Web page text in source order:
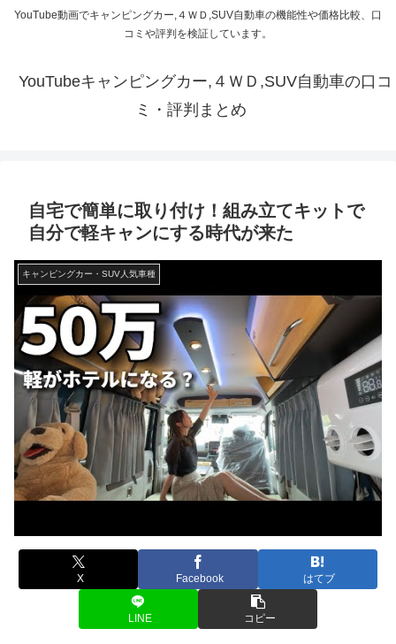
YouTube動画でキャンピングカー,４ＷＤ,SUV自動車の機能性や価格比較、口
コミや評判を検証しています。
YouTubeキャンピングカー,４ＷＤ,SUV自動車の口コ
ミ・評判まとめ
自宅で簡単に取り付け！組み立てキットで
自分で軽キャンにする時代が来た
キャンピングカー・SUV人気車種
X Facebook はてブ
LINE コピー